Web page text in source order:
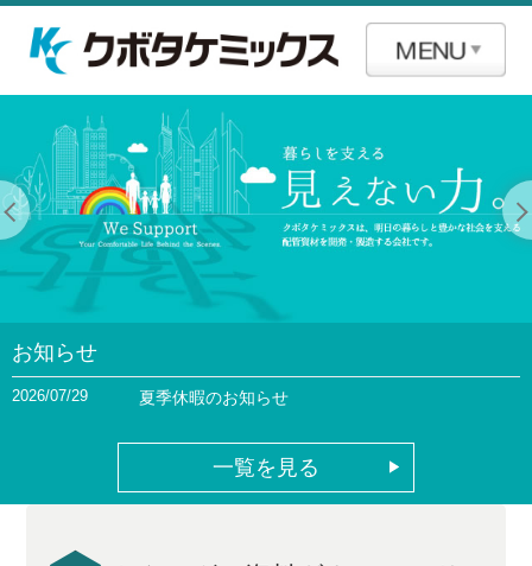
お知らせ
2026/07/29 夏季休暇のお知らせ
一覧を見る